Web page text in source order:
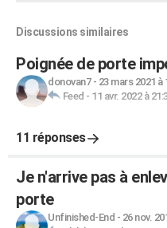
Discussions similaires
Poignée de porte
donovan7- 23 mars 2021 à
Feed - 11 avr. 2022 à
11 réponses
Je n'arrive pas à
porte
Unfinished-End - 26 nov.